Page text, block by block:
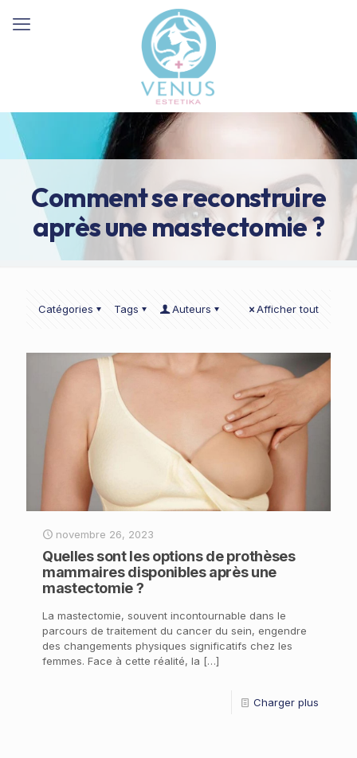
Comment se reconstruire
après une mastectomie ?
Catégories Tags Auteurs Afficher tout
novembre 26, 2023
Quelles sont les options de prothèses
mammaires disponibles après une
mastectomie ?
La mastectomie, souvent incontournable dans le
parcours de traitement du cancer du sein, engendre
des changements physiques significatifs chez les
femmes. Face à cette réalité, la […]
Charger plus